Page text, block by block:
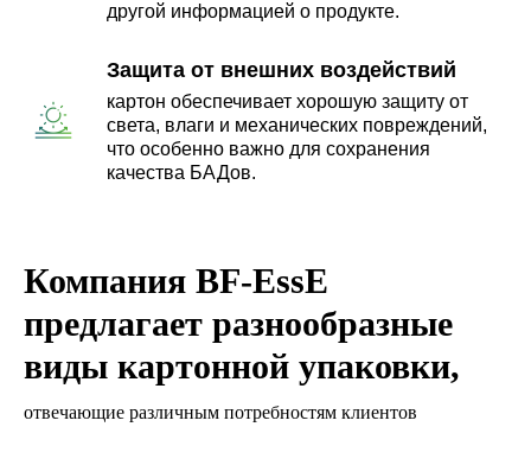
другой информацией о продукте.
Защита от внешних воздействий
картон обеспечивает хорошую защиту от
света, влаги и механических повреждений,
что особенно важно для сохранения
качества БАДов.
Компания BF-EssE
предлагает разнообразные
виды картонной упаковки,
отвечающие различным потребностям клиентов